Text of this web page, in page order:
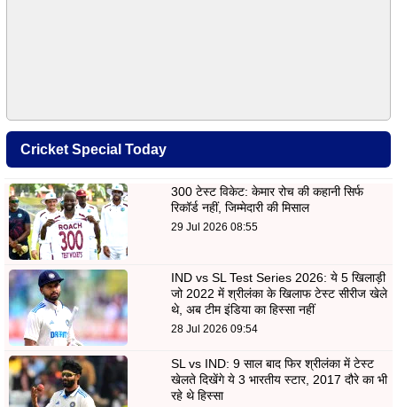
Cricket Special Today
300 टेस्ट विकेट: केमार रोच की कहानी सिर्फ
रिकॉर्ड नहीं, जिम्मेदारी की मिसाल
29 Jul 2026 08:55
IND vs SL Test Series 2026: ये 5 खिलाड़ी
जो 2022 में श्रीलंका के खिलाफ टेस्ट सीरीज खेले
थे, अब टीम इंडिया का हिस्सा नहीं
28 Jul 2026 09:54
SL vs IND: 9 साल बाद फिर श्रीलंका में टेस्ट
खेलते दिखेंगे ये 3 भारतीय स्टार, 2017 दौरे का भी
रहे थे हिस्सा